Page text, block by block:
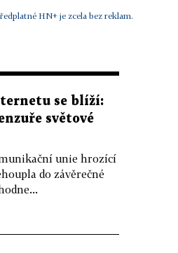
HN+ je zcela bez reklam.
se blíží:
světové
unie hrozící
do závěrečné